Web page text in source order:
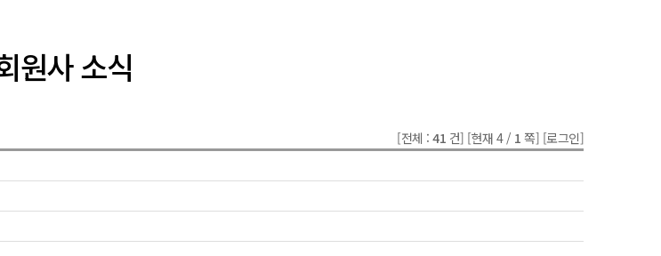
원사 소식
[전체 : 41 건] [현재 4 / 1 쪽] [로그인]